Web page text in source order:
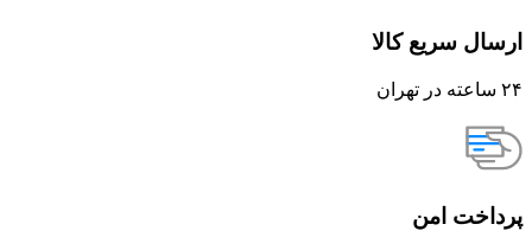
ارسال سریع کالا
۲۴ ساعته در تهران
پرداخت امن